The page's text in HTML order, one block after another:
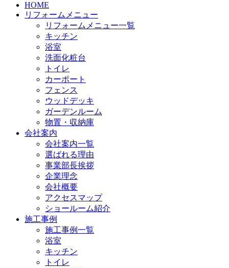
HOME
リフォームメニュー
リフォームメニュー一覧
キッチン
浴室
洗面化粧台
トイレ
カーポート
フェンス
ウッドデッキ
ガーデンルーム
物置・収納庫
会社案内
会社案内一覧
選ばれる理由
事業部長挨拶
企業理念
会社概要
アクセスマップ
ショールーム紹介
施工事例
施工事例一覧
浴室
キッチン
トイレ